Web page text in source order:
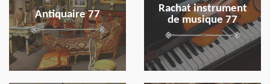
Antiquaire 77
Rachat instrument
de musique 77